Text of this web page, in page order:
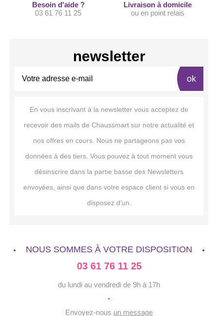
Besoin d'aide ?
03 61 76 11 25
Livraison à domicile
ou en point relais
newsletter
ok
En vous inscrivant à la newsletter vous acceptez de
recevoir des mails de Chaussmart sur notre actualité et
nos offres en cours. Nous ne partageons pas vos
données à des tiers. Vous pouvez à tout moment vous
désinscrire dans la partie basse des Newsletters
envoyées, ainsi que dans votre espace client si vous en
disposez d’un.
NOUS SOMMES À VOTRE DISPOSITION
03 61 76 11 25
du lundi au vendredi de 9h à 17h
·
Envoyez-nous un message